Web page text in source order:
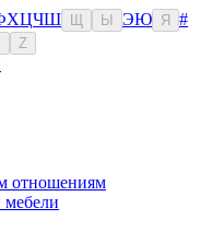
ХЦЧШ Ы ЭЮ Я
#
Z
отношениям
мебели